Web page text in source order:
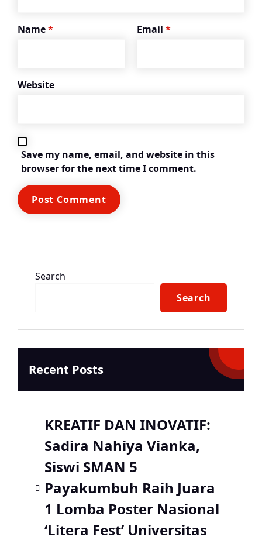
Name* Email *
Website
Save my name, email, and website in this
browser for the next time I comment.
Search
Search
Recent Posts
KREATIF DAN INOVATIF:
Sadira Nahiya Vianka,
Siswi SMAN 5
Payakumbuh Raih Juara
1 Lomba Poster Nasional
‘Litera Fest’ Universitas